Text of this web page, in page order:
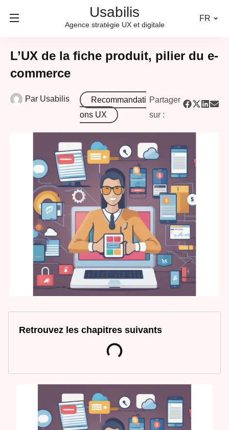
Usabilis
Agence stratégie UX et digitale
FR
L’UX de la fiche produit, pilier du e-
commerce
Par Usabilis
Recommandati
ons UX
Partager
sur :
Retrouvez les chapitres suivants